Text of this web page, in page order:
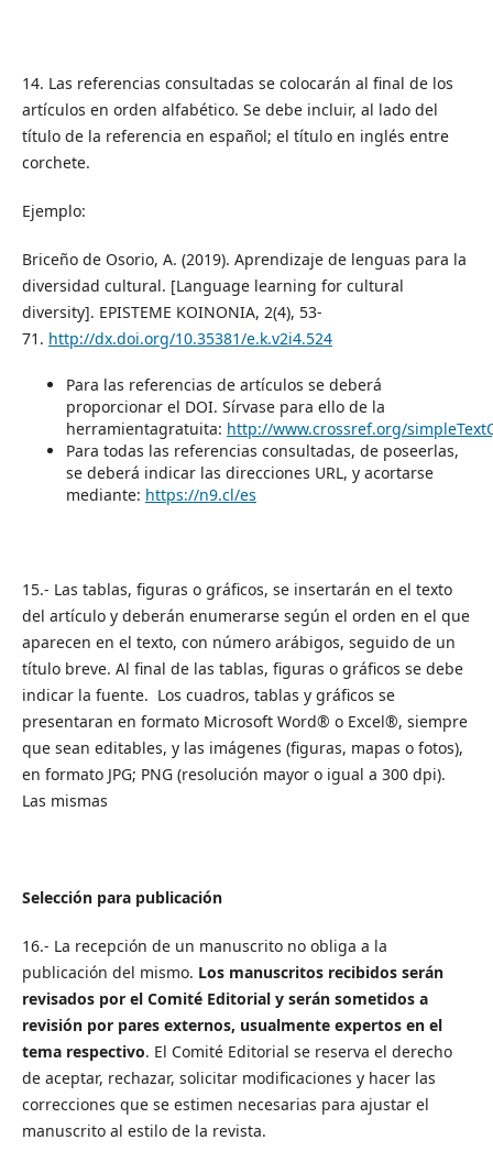
14. Las referencias consultadas se colocarán al final de los
artículos en orden alfabético. Se debe incluir, al lado del
título de la referencia en español; el título en inglés entre
corchete.
Ejemplo:
Briceño de Osorio, A. (2019). Aprendizaje de lenguas para la
diversidad cultural. [Language learning for cultural
diversity]. EPISTEME KOINONIA, 2(4), 53-
71. http://dx.doi.org/10.35381/e.k.v2i4.524
Para las referencias de artículos se deberá
proporcionar el DOI. Sírvase para ello de la
herramientagratuita: http://www.crossref.org/
Para todas las referencias consultadas, de poseerlas,
se deberá indicar las direcciones URL, y acortarse
mediante: https://n9.cl/es
15.- Las tablas, figuras o gráficos, se insertarán en el texto
del artículo y deberán enumerarse según el orden en el que
aparecen en el texto, con número arábigos, seguido de un
título breve. Al final de las tablas, figuras o gráficos se debe
indicar la fuente. Los cuadros, tablas y gráficos se
presentaran en formato Microsoft Word® o Excel®, siempre
que sean editables, y las imágenes (figuras, mapas o fotos),
en formato JPG; PNG (resolución mayor o igual a 300 dpi).
Las mismas
Selección para publicación
16.- La recepción de un manuscrito no obliga a la
publicación del mismo. Los manuscritos recibidos serán
revisados por el Comité Editorial y serán sometidos a
revisión por pares externos, usualmente expertos en el
tema respectivo. El Comité Editorial se reserva el derecho
de aceptar, rechazar, solicitar modificaciones y hacer las
correcciones que se estimen necesarias para ajustar el
manuscrito al estilo de la revista.